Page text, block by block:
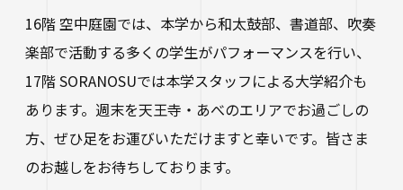
学校法人四天王寺学園 中長期計画
大学へのご寄付について
キャンパス・施設紹介
社会学部人間福祉学科（2026年度以前入学
生）
経営学部（2026年度以前入学生）
大学院
学生サポートフロア
障害学生支援
保健センター
キャリア教育
卒業生紹介
仏教文化研究所
留学体験VOICE
キャンパスで国際交流
留学希望者向け情報
四天王寺東高等学校／中学校
四天王寺小学校
四天王寺大学後援会
保護者の方
卒業生の方
企業・一般の方
ご寄付をお考えの方へ
教職員サイト
16階 空中庭園では、本学から和太鼓部、書道部、吹奏
楽部で活動する多くの学生がパフォーマンスを行い、
17階 SORANOSUでは本学スタッフによる大学紹介も
あります。週末を天王寺・あべのエリアでお過ごしの
方、ぜひ足をお運びいただけますと幸いです。皆さま
のお越しをお待ちしております。